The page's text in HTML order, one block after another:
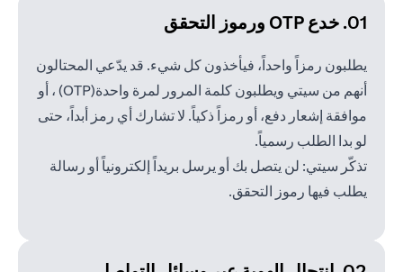
01. خدع OTP ورموز التحقق
يطلبون رمزاً واحداً، فيأخذون كل شيء. قد يدّعي المحتالون
أنهم من سيتي ويطلبون كلمة المرور لمرة واحدة(OTP) ، أو
موافقة إشعار دفع، أو رمزاً ذكياً. لا تشارك أي رمز أبداً، حتى
لو بدا الطلب رسمياً.
تذكّر سيتي: لن يتصل بك أو يرسل بريداً إلكترونياً أو رسالة
يطلب فيها رموز التحقق.